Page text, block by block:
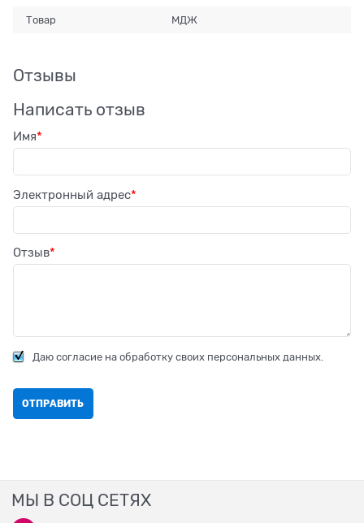
Товар МДЖ
Отзывы
Написать отзыв
Имя
Электронный адрес
Отзыв
Даю согласие на обработку своих персональных данных.
МЫ В СОЦ СЕТЯХ